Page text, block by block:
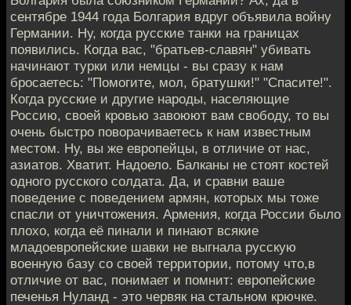
сентябре 1944 года Болгария вдруг объявила войну
Германии. Ну, когда русские танки на границах
появились. Когда вас, "братьев-славян" убивать
начинают турки или немцы - вы сразу к нам
бросаетесь: "Помогите, мол, братушки!" "Спасите!".
Когда русские и другие народы, населяющие
Россию, своей кровью завоюют вам свободу, то вы
очень быстро поворачиваетесь к нам известным
местом. Ну, вы же европейцы, в отличие от нас,
азиатов. Хватит. Надоело. Балканы не стоят костей
одного русского солдата. Да, и сравни ваше
поведение с поведением армян, которых мы тоже
спасли от уничтожения. Армения, когда России было
плохо, когда её пинали и пинают всякие
младоевропейские шавки не выгнала русскую
военную базу со своей территории, потому что,в
отличие от вас, понимает и помнит: европейские
печенья Нуланд - это червяк на стальном крючке.